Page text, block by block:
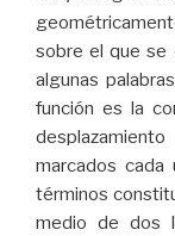
sobre el que se
algunas
función es la
marcados cada
términos
medio de dos